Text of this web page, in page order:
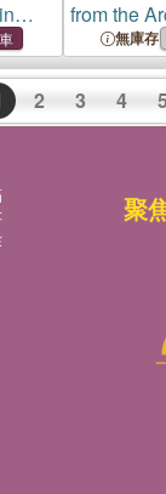
from the
England
無庫存
2 3 4
聚